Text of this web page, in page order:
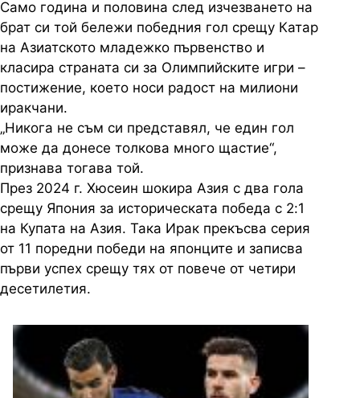
Само година и половина след изчезването на
брат си той бележи победния гол срещу Катар
на Азиатското младежко първенство и
класира страната си за Олимпийските игри –
постижение, което носи радост на милиони
иракчани.
„Никога не съм си представял, че един гол
може да донесе толкова много щастие“,
признава тогава той.
През 2024 г. Хюсеин шокира Азия с два гола
срещу Япония за историческата победа с 2:1
на Купата на Азия. Така Ирак прекъсва серия
от 11 поредни победи на японците и записва
първи успех срещу тях от повече от четири
десетилетия.